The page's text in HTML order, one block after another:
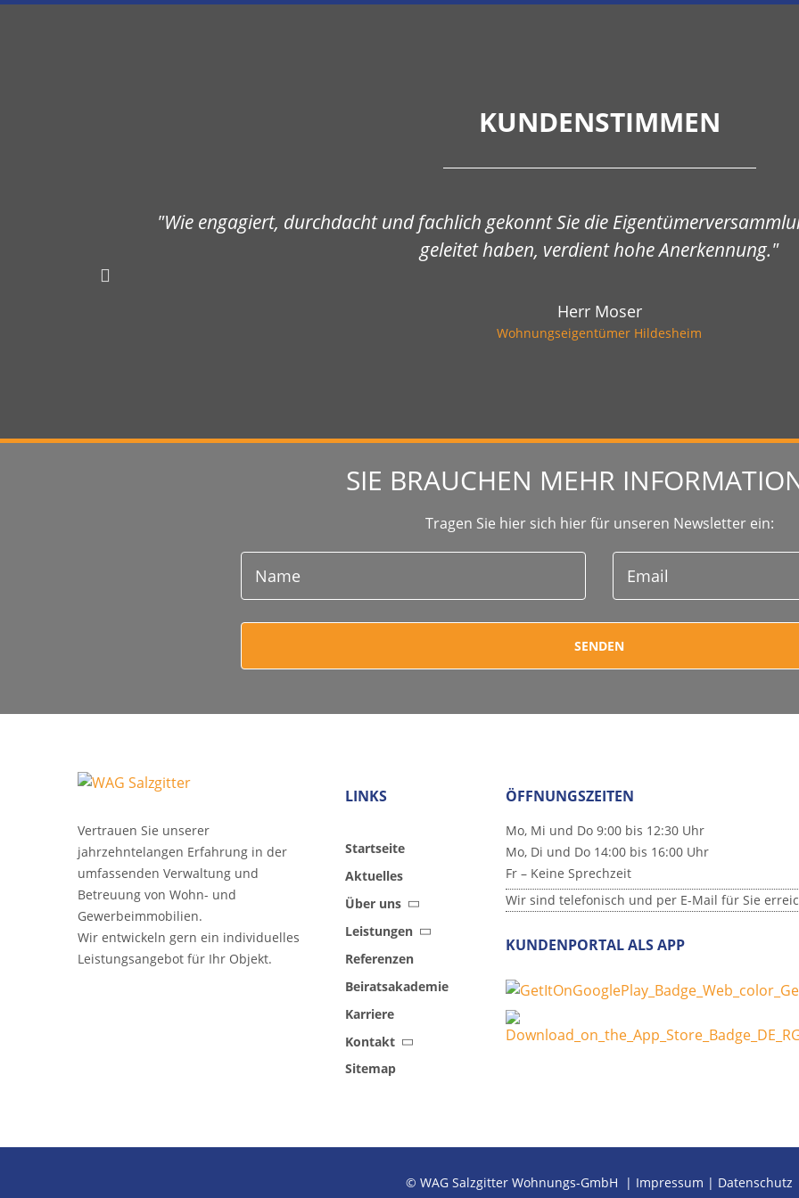
KUNDENSTIMMEN
"Wie engagiert, durchdacht und fachlich gekonnt Sie die
geleitet haben, verdient hohe Anerkennung."
Herr Moser
Wohnungseigentümer Hildesheim
SIE BRAUCHEN MEHR
Tragen Sie hier sich hier für unseren Newsletter ein:
Vertrauen Sie unserer
jahrzehntelangen Erfahrung in der
umfassenden Verwaltung und
Betreuung von Wohn- und
Gewerbeimmobilien.
Wir entwickeln gern ein individuelles
Leistungsangebot für Ihr Objekt.
LINKS
Startseite
Aktuelles
Über uns
Leistungen
Referenzen
Beiratsakademie
Karriere
Kontakt
Sitemap
ÖFFNUNGSZEITEN
Mo, Mi und Do 9:00 bis 12:30 Uhr
Mo, Di und Do 14:00 bis 16:00 Uhr
Fr – Keine Sprechzeit
Wir sind telefonisch und per E-Mail für Sie
KUNDENPORTAL ALS APP
© WAG Salzgitter Wohnungs-GmbH | Impressum | Datenschutz